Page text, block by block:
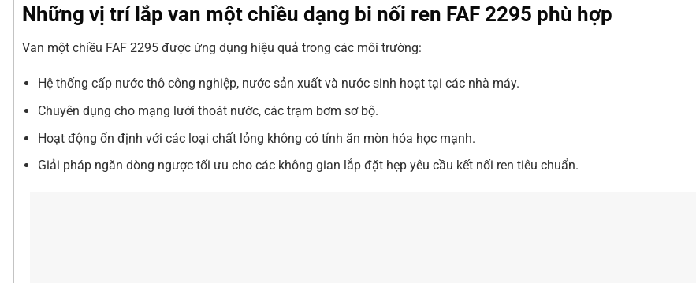
Những vị trí lắp van một chiều dạng bi nối ren FAF 2295 phù hợp
Van một chiều FAF 2295 được ứng dụng hiệu quả trong các môi trường:
Hệ thống cấp nước thô công nghiệp, nước sản xuất và nước sinh hoạt tại các nhà máy.
Chuyên dụng cho mạng lưới thoát nước, các trạm bơm sơ bộ.
Hoạt động ổn định với các loại chất lỏng không có tính ăn mòn hóa học mạnh.
Giải pháp ngăn dòng ngược tối ưu cho các không gian lắp đặt hẹp yêu cầu kết nối ren tiêu chuẩn.